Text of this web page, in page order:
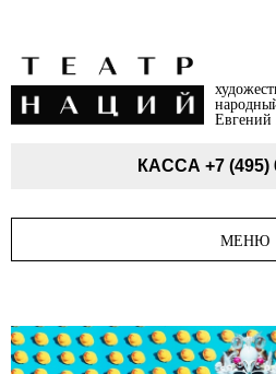
КАССА +7 (495)
МЕНЮ